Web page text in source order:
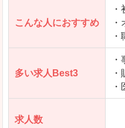
「とらばーゆ
求人を含んだ
こんな人におすすめ
多い求人Best3
求人数